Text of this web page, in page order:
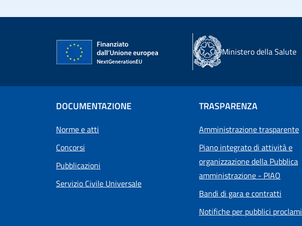
Ministero della Salute
DOCUMENTAZIONE
Norme e atti
Concorsi
Pubblicazioni
Servizio Civile Universale
TRASPARENZA
Amministrazione trasparente
Piano integrato di attività e
organizzazione della Pubblica
amministrazione - PIAO
Bandi di gara e contratti
Notifiche per pubblici proclami